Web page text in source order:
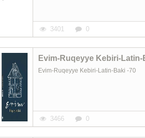
3401 0
Evim-Ruqeyye Kebiri-Latin-Baki -70
3466 0